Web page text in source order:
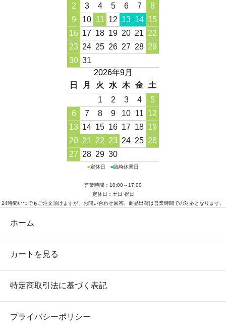
2
3 4 5 6 7
8
9
10 11 12 13 14 15
16 17 18 19 20 21 22
23 24 25 26 27 28 29
30 31
2026年9月
日
月 火 水 木 金
土
1
2 3 4
5
6
7 8 9 10 11 12
13 14 15 16 17 18 19
20 21 22 23 24 25 26
27 28 29 30
■定休日 ■臨時休業日
営業時間：10:00～17:00
定休日：土日 祝日
24時間いつでもご注文頂けますが、お問い合わせ回答、商品出荷は営業時間での対応となります。
ホーム
カートを見る
特定商取引法に基づく表記
プライバシーポリシー